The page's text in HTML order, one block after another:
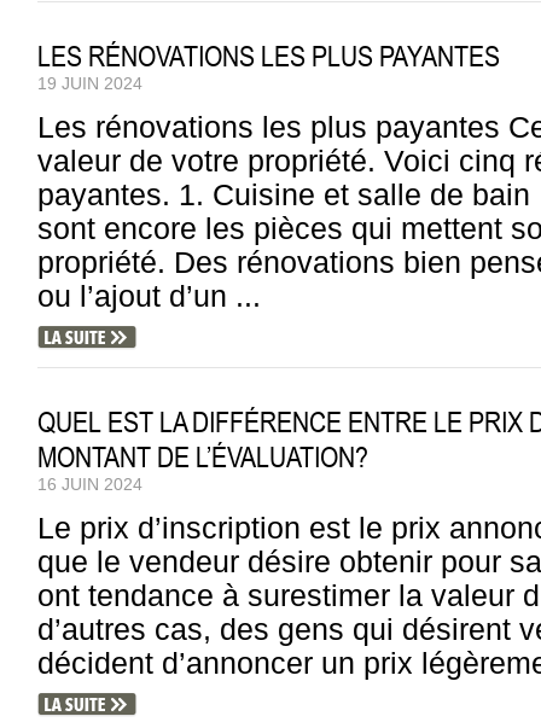
LES RÉNOVATIONS LES PLUS PAYANTES
19 JUIN 2024
Les rénovations les plus payantes
valeur de votre propriété. Voici cinq
payantes. 1. Cuisine et salle de
sont encore les pièces qui mettent
propriété. Des rénovations bien
ou l’ajout d’un ...
QUEL EST LA DIFFÉRENCE ENTRE LE PRIX
MONTANT DE L’ÉVALUATION?
16 JUIN 2024
Le prix d’inscription est le prix
que le vendeur désire obtenir pour
ont tendance à surestimer la valeur
d’autres cas, des gens qui désirent
décident d’annoncer un prix